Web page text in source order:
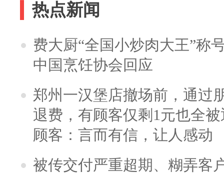
热点新闻
费大厨“全国小炒肉大王”称
中国烹饪协会回应
郑州一汉堡店撤场前，通过
退费，有顾客仅剩1元也全
顾客：言而有信，让人感动
被传交付严重超期、糊弄客